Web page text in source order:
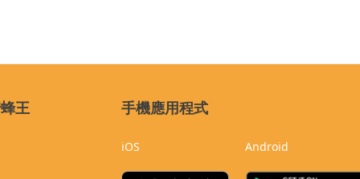
王 手機應用程式
iOS Android